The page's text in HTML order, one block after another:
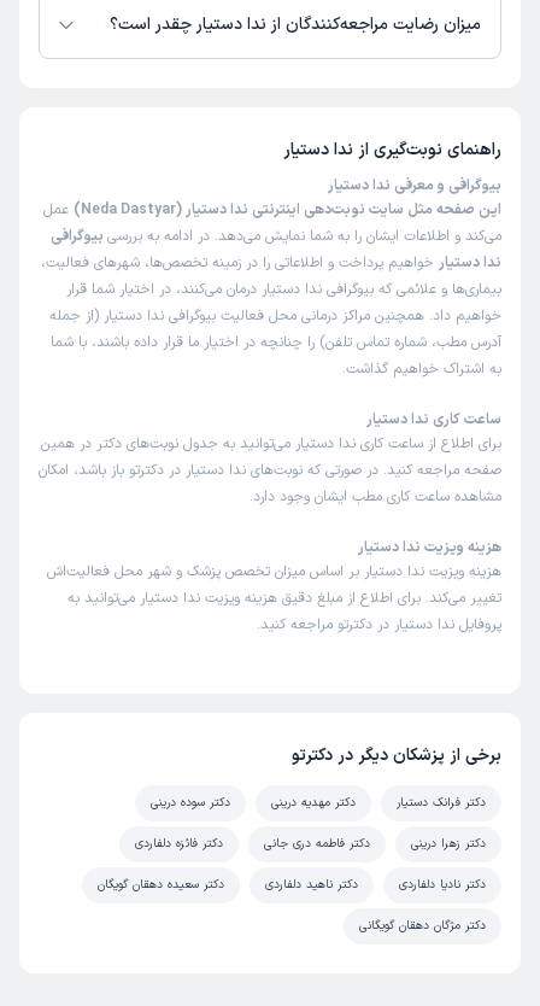
میزان رضایت مراجعه‌کنندگان از ندا دستیار چقدر است؟
راهنمای نوبت‌گیری از ندا دستیار
بیوگرافی و معرفی ندا دستیار
این صفحه مثل سایت نوبت‌دهی اینترنتی ندا دستیار (Neda Dastyar)
عمل
می‌کند و اطلاعات ایشان را به شما نمایش می‌دهد. در ادامه به بررسی بیوگرافی
ندا دستیار خواهیم پرداخت و اطلاعاتی را در زمینه تخصص‌ها، شهرهای فعالیت،
بیماری‌ها و علائمی که بیوگرافی ندا دستیار درمان می‌کنند، در اختیار شما قرار
خواهیم داد. همچنین مراکز درمانی محل فعالیت بیوگرافی ندا دستیار (از جمله
آدرس مطب، شماره تماس تلفن) را چنانچه در اختیار ما قرار داده باشند، با شما
به اشتراک خواهیم گذاشت.
ساعت کاری ندا دستیار
برای اطلاع از ساعت کاری ندا دستیار می‌توانید به جدول نوبت‌های دکتر در همین
صفحه مراجعه کنید. در صورتی که نوبت‌های ندا دستیار در دکترتو باز باشد، امکان
مشاهده ساعت کاری مطب ایشان وجود دارد.
هزینه ویزیت ندا دستیار
هزینه ویزیت ندا دستیار بر اساس میزان تخصص پزشک و شهر محل فعالیت‌اش
تغییر می‌کند. برای اطلاع از مبلغ دقیق هزینه ویزیت ندا دستیار می‌توانید به
پروفایل ندا دستیار در دکترتو مراجعه کنید.
برخی از پزشکان دیگر در دکترتو
دکتر فرانک دستیار دکتر مهدیه درینی دکتر سوده درینی
دکتر زهرا درینی دکتر فاطمه دری جانی دکتر فائزه دلفاردی
دکتر نادیا دلفاردی دکتر ناهید دلفاردی دکتر سعیده دهقان گویگان
دکتر مژگان دهقان گویگانی